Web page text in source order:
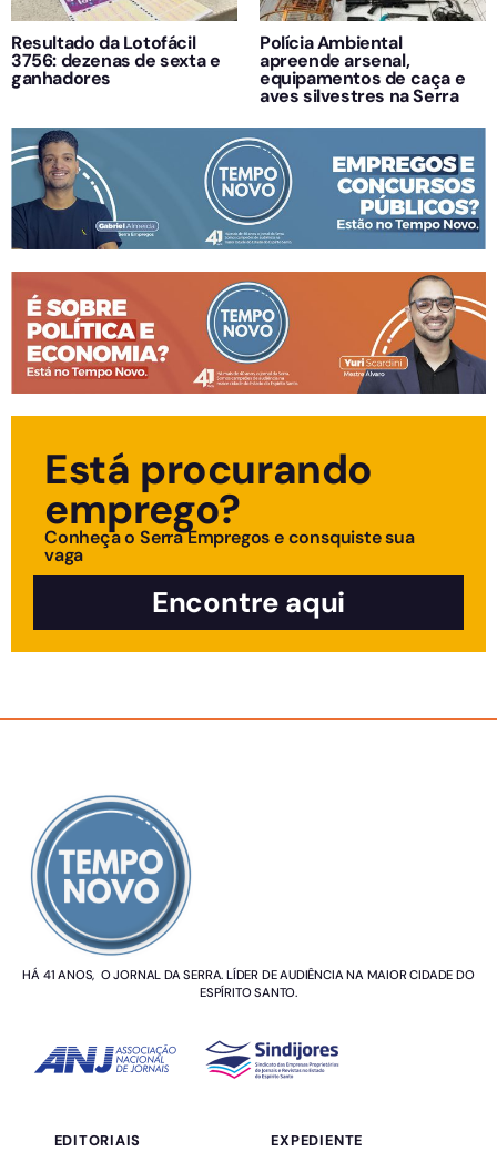
Resultado da Lotofácil
3756: dezenas de sexta e
ganhadores
Polícia Ambiental
apreende arsenal,
equipamentos de caça e
aves silvestres na Serra
Está procurando
emprego?
Conheça o Serra Empregos e consquiste sua
vaga
Encontre aqui
HÁ 41 ANOS, O JORNAL DA SERRA. LÍDER DE AUDIÊNCIA NA MAIOR CIDADE DO
ESPÍRITO SANTO.
EDITORIAIS EXPEDIENTE